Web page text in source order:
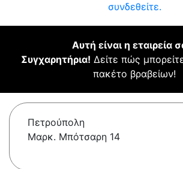
συνδεθείτε.
Αυτή είναι η εταιρεία
Συγχαρητήρια! Δείτε πώς
πακέτο βραβείων!
Πετρούπολη
Μαρκ. Μπότσαρη 14